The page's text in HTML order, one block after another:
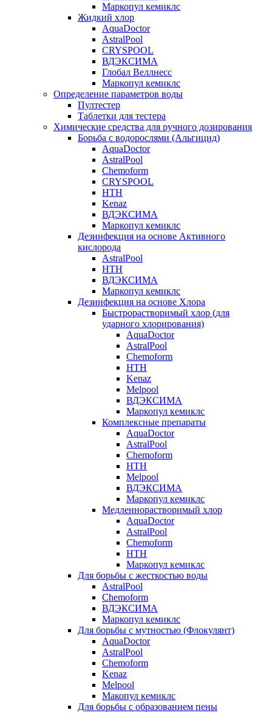
Маркопул кемиклс
Жидкий хлор
AquaDoctor
AstralPool
CRYSPOOL
ВДЭКСИМА
Глобал Веллнесс
Маркопул кемиклс
Определение параметров воды
Пултестер
Таблетки для тестера
Химические средства для ручного дозирования
Борьба с водорослями (Альгицид)
AquaDoctor
AstralPool
Chemoform
CRYSPOOL
HTH
Kenaz
ВДЭКСИМА
Маркопул кемиклс
Дезинфекция на основе Активного
кислорода
AstralPool
HTH
ВДЭКСИМА
Маркопул кемиклс
Дезинфекция на основе Хлора
Быстрорастворимый хлор (для
ударного хлорирования)
AquaDoctor
AstralPool
Chemoform
HTH
Kenaz
Melpool
ВДЭКСИМА
Маркопул кемиклс
Комплексные препараты
AquaDoctor
AstralPool
Chemoform
HTH
Melpool
ВДЭКСИМА
Маркопул кемиклс
Медленнорастворимый хлор
AquaDoctor
AstralPool
Chemoform
HTH
Маркопул кемиклс
Для борьбы с жесткостью воды
AstralPool
Chemoform
ВДЭКСИМА
Маркопул кемиклс
Для борьбы с мутностью (Флокулянт)
AquaDoctor
AstralPool
Chemoform
Kenaz
Melpool
Макопул кемиклс
Для борьбы с образованием пены